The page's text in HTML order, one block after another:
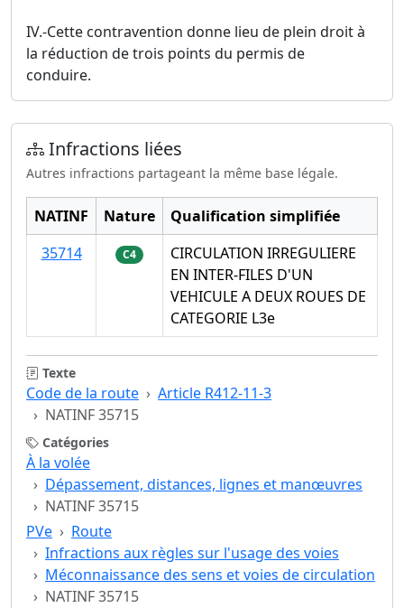
IV.-Cette contravention donne lieu de plein droit à
la réduction de trois points du permis de
conduire.
Infractions liées
Autres infractions partageant la même base légale.
NATINF Nature
Qualification simplifiée
35714
C4
CIRCULATION IRREGULIERE
EN INTER-FILES D'UN
VEHICULE A DEUX ROUES DE
CATEGORIE L3e
Texte
Code de la route
Article R412-11-3
NATINF 35715
Catégories
À la volée
Dépassement, distances, lignes et manœuvres
NATINF 35715
PVe
Route
Infractions aux règles sur l'usage des voies
Méconnaissance des sens et voies de circulation
NATINF 35715